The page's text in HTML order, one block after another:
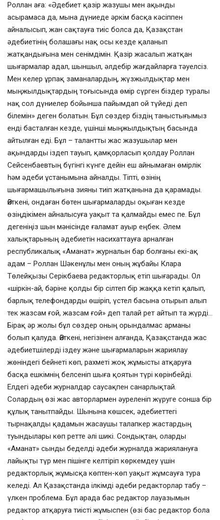
Роллан аға: «Әдебиет қазір жазушы мен ақынды
асырамаса да, мына дүниеде әркім басқа кәсіппен
айналысып, жан сақтауға тиіс болса да, Қазақстан
әдебиетінің болашағы нақ осы кезде қаланып
жатқандығына мен сенімдімін. Қазір жасалып жатқан
шығармалар адал, шыншыл, әлдебір жағдайларға тәуелсіз.
Мен келер ұрпақ заманалардың, жүзжылдықтар мен
мыңжылдықтардың тоғысында өмір сүрген біздер туралы
нақ сол дүниелер бойынша пайымдап ой түйеді деп
білемін» деген болатын. Бұл сөздер біздің таныстығымыз
енді басталған кезде, үшінші мыңжылдықтың басында
айтылған еді. Бұл – талантты жас жазушылар мен
ақындарды іздеп тауып, қамқорласып қолдау Роллан
Сейсенбаевтың бүгінгі күнге дейін еш айнымаған өмірлік
һәм әдеби ұстанымына айналды. Тіпті, өзінің
шығармашылығына зияны тиіп жатқанына да қарамады.
Өйткені, ондаған бөтен шығармаларды оқыған кезде
өзіңдікімен айналысуға уақыт та қалмайды емес пе. Бұл
дегеніңіз шын мәнісінде ғаламат ауыр еңбек. Әлем
халықтарының әдебиетін насихаттауға арналған
республикалық «Аманат» журналын бар болғаны екі-ақ
адам – Роллан Шәкенұлы мен оның жұбайы Клара
Төлейқызы Серікбаева редакторлық етіп шығарады. Ол
«шіркін-ай, бәріне қолды бір сілтеп бір жаққа кетіп қалып,
барлық телефондарды өшіріп, үстел басына отырып алып
тек жазсам ғой, жазсам ғой» деп талай рет айтып та жүрді…
Бірақ әр жолы бұл сөздер оның орындалмас арманы
болып қалуда. Өйткені, негізінен алғанда, Қазақстанда жас
әдебиетшілерді іздеу және шығармаларын жариялау
жөніндегі бейнеті көп, рахметі жоқ жұмысты атқаруға
басқа ешкімнің белсеніп шыға қоятын түрі көрінбейді.
Елдегі әдеби журналдар саусақпен санарлықтай.
Солардың өзі жас авторлармен әуреленіп жүруге сонша бір
құлық танытпайды. Шынына көшсек, әдебиеттегі
тырнақалды қадамын жасаушы талапкер жастардың
туындылары көп ретте әлі шикі. Сондықтан, оларды
«Аманат» сынды беделді әдеби журналда жариялануға
лайықты түр мен пішінге келтіріп көркемдеу үшін
редакторлық жұмысқа көптен-көп уақыт жұмсауға тура
келеді. Ал Қазақстанда ілкімді әдеби редакторлар табу –
үлкен проблема. Бұл арада бас редактор лауазымын
редактор атқаруға тиісті жұмыспен (өзі бас редактор бола